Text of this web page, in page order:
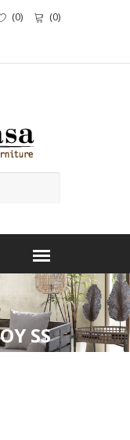
(0) (0)
SS